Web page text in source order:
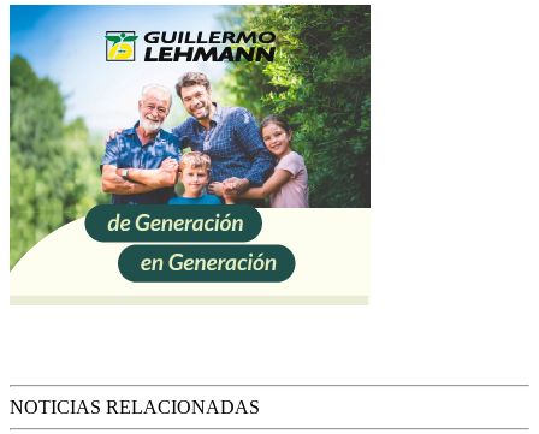
NOTICIAS RELACIONADAS